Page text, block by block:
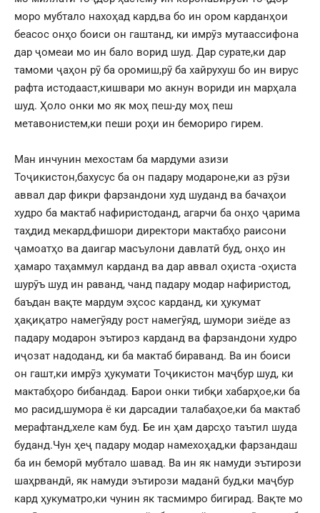
моро мубтало нахоҳад кард,ва бо ин ором карданҳои
беасос онҳо боиси он гаштанд, ки имрӯз мутаассифона
дар ҷомеаи мо ин бало ворид шуд. Дар сурате,ки дар
тамоми ҷаҳон рӯ ба оромиш,рӯ ба хайрухуш бо ин вирус
рафта истодааст,кишвари мо акнун вориди ин марҳала
шуд. Ҳоло онки мо як моҳ пеш-ду моҳ пеш
метавонистем,ки пеши роҳи ин бемориро гирем.
Ман инчунин мехостам ба мардуми азизи
Тоҷикистон,бахусус ба он падару модароне,ки аз рӯзи
аввал дар фикри фарзандони худ шуданд ва бачаҳои
худро ба мактаб нафиристоданд, агарчи ба онҳо ҷарима
таҳдид мекард,фишори директори мактабҳо раисони
ҷамоатҳо ва даигар масъулони давлатӣ буд, онҳо ин
ҳамаро таҳаммул карданд ва дар аввал оҳиста -оҳиста
шурӯъ шуд ин раванд, чанд падару модар нафиристод,
баъдан вақте мардум эҳсос карданд, ки ҳукумат
ҳақиқатро намегӯяду рост намегӯяд, шумори зиёде аз
падару модарон эътироз карданд ва фарзандони худро
иҷозат надоданд, ки ба мактаб бираванд. Ва ин боиси
он гашт,ки имрӯз ҳукумати Тоҷикистон маҷбур шуд, ки
мактабҳоро бибандад. Барои онки тибқи хабарҳое,ки ба
мо расид,шумора ё ки дарсадии талабаҳое,ки ба мактаб
мерафтанд,хеле кам буд. Бе ин ҳам дарсҳо таътил шуда
буданд.Чун ҳеҷ падару модар намехоҳад,ки фарзандаш
ба ин беморӣ мубтало шавад. Ва ин як намуди эътирози
шаҳрвандӣ, як намуди эътирози маданӣ буд,ки маҷбур
кард ҳукуматро,ки чунин як тасмимро бигирад. Вақте мо